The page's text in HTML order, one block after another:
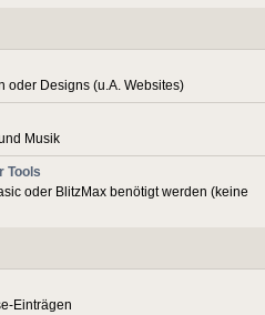
oder Designs (u.A. Websites)
Musik
Tools
oder BlitzMax benötigt werden (keine
Einträgen